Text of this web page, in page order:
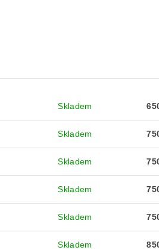
Skladem
Skladem
Skladem
Skladem
Skladem
Skladem